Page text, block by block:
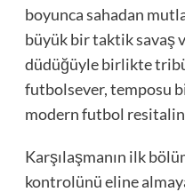
boyunca sahadan
büyük bir taktik savaş
düdüğüyle birlikte
futbolsever, temposu
modern futbol
Karşılaşmanın ilk
kontrolünü eline